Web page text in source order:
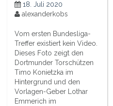
18. Juli 2020
alexanderkobs
Vom ersten Bundesliga-
Treffer existiert kein Video.
Dieses Foto zeigt den
Dortmunder Torschützen
Timo Konietzka im
Hintergrund und den
Vorlagen-Geber Lothar
Emmerich im